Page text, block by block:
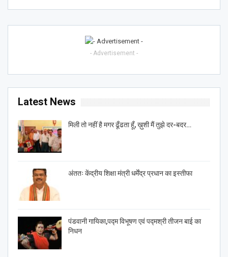
- Advertisement -
Latest News
मिली तो नहीं है मगर ढूँढता हूँ, ख़ुशी मैं तुझे दर-बदर…
अंततः केंद्रीय शिक्षा मंत्री धर्मेंद्र प्रधान का इस्तीफा
पंडवानी गायिका,पद्म विभूषण एवं पद्मश्री तीजन बाई का
निधन